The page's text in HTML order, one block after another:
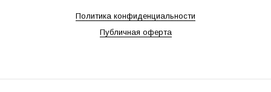
Политика конфиденциальности
Публичная оферта